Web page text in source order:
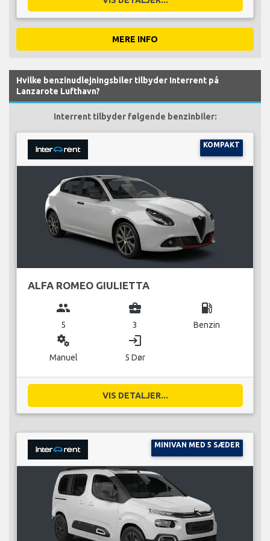
MERE INFO
Hvilke benzinudlejningsbiler tilbyder Interrent på
Lanzarote Lufthavn?
Interrent tilbyder følgende benzinbiler:
KOMPAKT
ALFA ROMEO GIULIETTA
group
5
business_center
3
local_gas_station
Benzin
miscellaneous_services
Manuel
login
5 Dør
VIS DETALJER...
MINIVAN MED 5 SÆDER